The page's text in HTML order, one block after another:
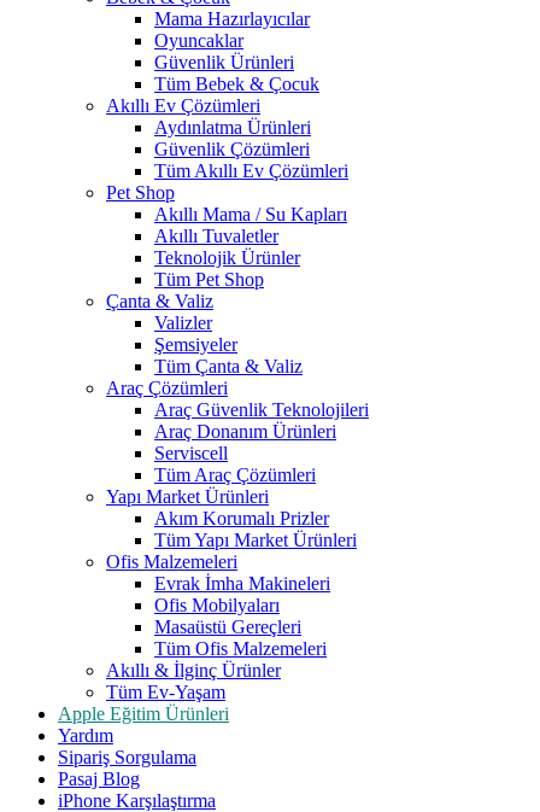
Mama Hazırlayıcılar
Oyuncaklar
Güvenlik Ürünleri
Tüm Bebek & Çocuk
Akıllı Ev Çözümleri
Aydınlatma Ürünleri
Güvenlik Çözümleri
Tüm Akıllı Ev Çözümleri
Pet Shop
Akıllı Mama / Su Kapları
Akıllı Tuvaletler
Teknolojik Ürünler
Tüm Pet Shop
Çanta & Valiz
Valizler
Şemsiyeler
Tüm Çanta & Valiz
Araç Çözümleri
Araç Güvenlik Teknolojileri
Araç Donanım Ürünleri
Serviscell
Tüm Araç Çözümleri
Yapı Market Ürünleri
Akım Korumalı Prizler
Tüm Yapı Market Ürünleri
Ofis Malzemeleri
Evrak İmha Makineleri
Ofis Mobilyaları
Masaüstü Gereçleri
Tüm Ofis Malzemeleri
Akıllı & İlginç Ürünler
Tüm Ev-Yaşam
Apple Eğitim Ürünleri
Yardım
Sipariş Sorgulama
Pasaj Blog
iPhone Karşılaştırma